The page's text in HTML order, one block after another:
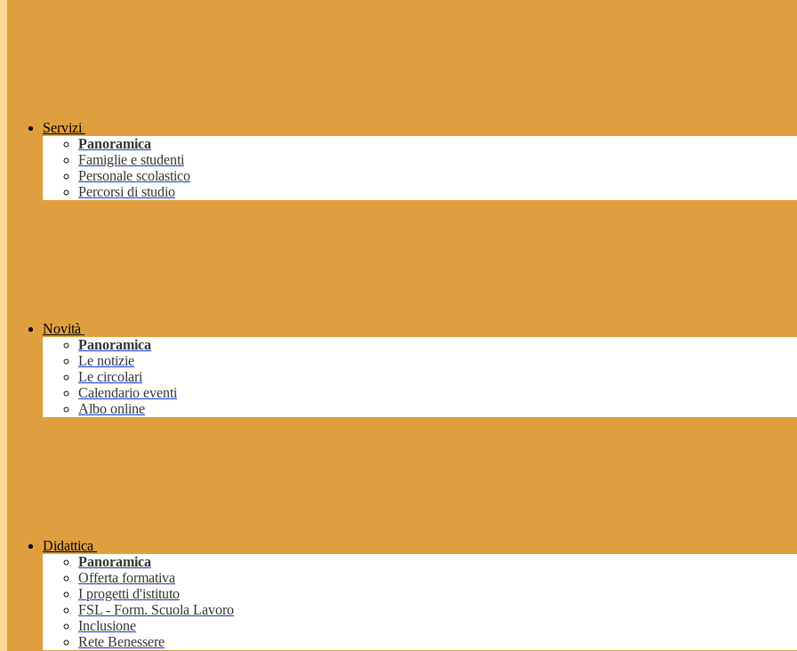
Servizi
Panoramica
Famiglie e studenti
Personale scolastico
Percorsi di studio
Novità
Panoramica
Le notizie
Le circolari
Calendario eventi
Albo online
Didattica
Panoramica
Offerta formativa
I progetti d'istituto
FSL - Form. Scuola Lavoro
Inclusione
Rete Benessere